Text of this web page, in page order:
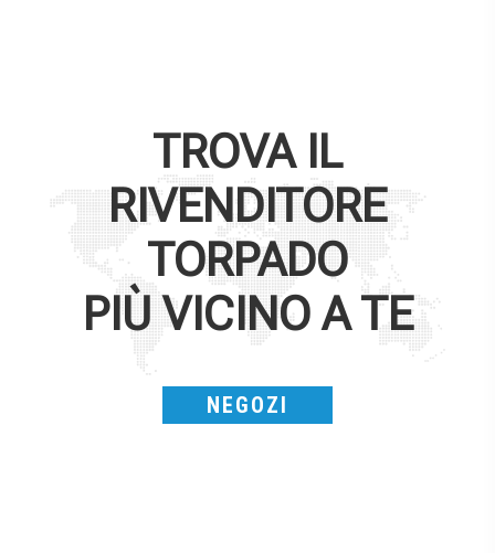
TROVA IL
RIVENDITORE
TORPADO
PIÙ VICINO A TE
NEGOZI